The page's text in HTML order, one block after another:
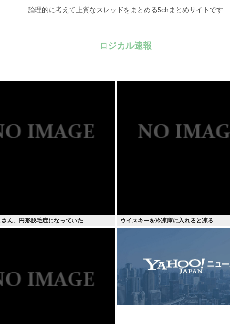
論理的に考えて上質なスレッドをまとめる5chまとめサイトです
ロジカル速報
さん、円形脱毛症になっていた… ウイスキーを冷凍庫に入れると凍る